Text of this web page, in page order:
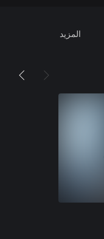
المزيد